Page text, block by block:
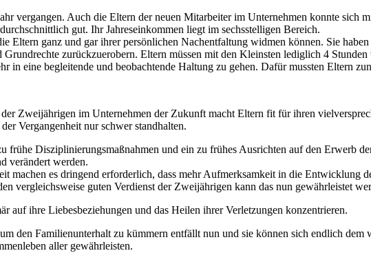
vergangen. Auch die Eltern der neuen Mitarbeiter im Unternehmen konnte sich
gut. Ihr Jahreseinkommen liegt im sechsstelligen Bereich.
Eltern ganz und gar ihrer persönlichen Nachentfaltung widmen können. Sie
Grundrechte zurückzuerobern. Eltern müssen mit den Kleinsten lediglich 4
in eine begleitende und beobachtende Haltung zu gehen. Dafür mussten Eltern
Zweijährigen im Unternehmen der Zukunft macht Eltern fit für ihren
Vergangenheit nur schwer standhalten.
frühe Disziplinierungsmaßnahmen und ein zu frühes Ausrichten auf den Erwerb
verändert werden.
machen es dringend erforderlich, dass mehr Aufmerksamkeit in die Entwicklung
vergleichsweise guten Verdienst der Zweijährigen kann das nun gewährleistet
auf ihre Liebesbeziehungen und das Heilen ihrer Verletzungen konzentrieren.
den Familienunterhalt zu kümmern entfällt nun und sie können sich endlich
aller gewährleisten.